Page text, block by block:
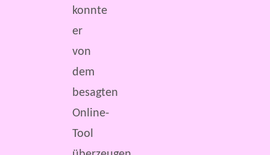
konnte
er
von
dem
besagten
Online-
Tool